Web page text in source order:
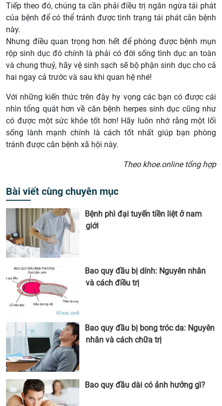
Tiếp theo đó, chúng ta cần phải điều trị ngăn ngừa tái phát
của bệnh để có thể tránh được tình trạng tái phát căn bệnh
này.
Nhưng điều quan trọng hơn hết để phòng được bệnh mụn
rộp sinh dục đó chính là phải có đời sống tình dục an toàn
và chung thuỷ, hãy vệ sinh sạch sẽ bộ phận sinh dục cho cả
hai ngay cả trước và sau khi quan hệ nhé!
Với những kiến thức trên đây hy vọng các bạn có được cái
nhìn tổng quát hơn về căn bệnh herpes sinh dục cũng như
có được một sức khỏe tốt hơn! Hãy luôn nhớ rằng một lối
sống lành mạnh chính là cách tốt nhất giúp bạn phòng
tránh được căn bệnh xã hội này.
Theo khoe.online tổng hợp
Bài viết cùng chuyên mục
Bệnh phì đại tuyến tiền liệt ở nam
giới
Bao quy đầu bị dính: Nguyên nhân
và cách điều trị
Bao quy đầu bị bong tróc da: Nguyên
nhân và cách chữa trị
Bao quy đầu dài có ảnh hưởng gì?